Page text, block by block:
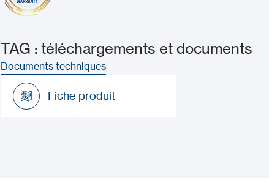
TAG : téléchargements et documents
Documents techniques
Fiche produit